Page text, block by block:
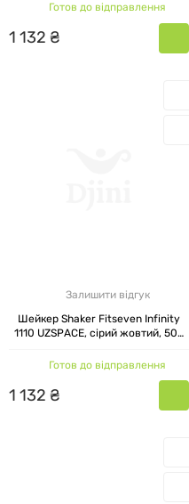
Готов до відправлення
1 132 ₴
Залишити відгук
Шейкер Shaker Fitseven Infinity
1110 UZSPACE, сірий жовтий, 500
Готов до відправлення
1 132 ₴